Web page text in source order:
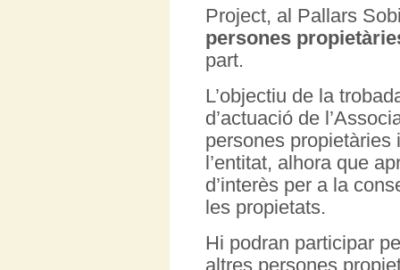
Project, al Pallars
persones
part.
L’objectiu de la
d’actuació de
persones
l’entitat, alhora que
d’interès per a la
les propietats.
Hi podran participar
altres persones